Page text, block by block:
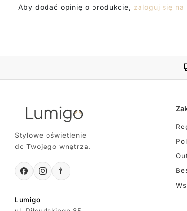
Aby dodać opinię o produkcie, zaloguj się na
Stylowe oświetlenie
do Twojego wnętrza.
Lumigo